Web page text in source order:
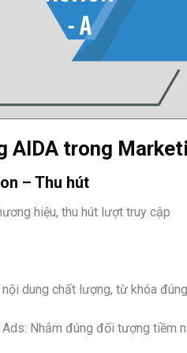
AIDA trong
– Thu hút
hiệu, thu hút lượt truy cập
dung chất lượng, từ khóa
Nhắm đúng đối tượng tiềm